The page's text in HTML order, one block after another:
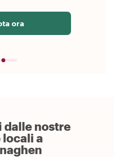
ora
dalle nostre
a